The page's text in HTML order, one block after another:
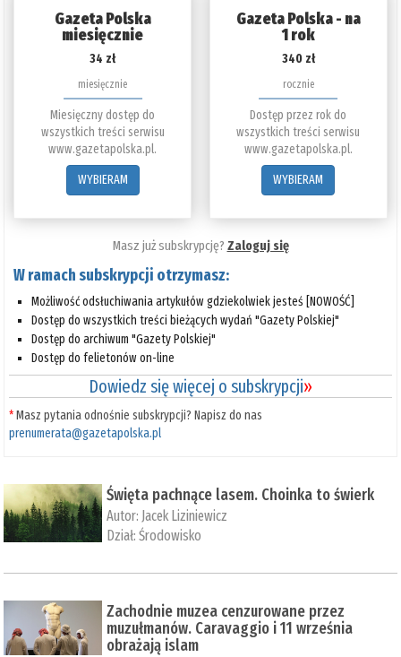
Gazeta Polska
miesięcznie
34 zł
miesięcznie
Miesięczny dostęp do
wszystkich treści serwisu
www.gazetapolska.pl.
WYBIERAM
Gazeta Polska - na
1 rok
340 zł
rocznie
Dostęp przez rok do
wszystkich treści serwisu
www.gazetapolska.pl.
WYBIERAM
Masz już subskrypcję? Zaloguj się
W ramach subskrypcji otrzymasz:
Możliwość odsłuchiwania artykułów gdziekolwiek jesteś [NOWOŚĆ]
Dostęp do wszystkich treści bieżących wydań "Gazety Polskiej"
Dostęp do archiwum "Gazety Polskiej"
Dostęp do felietonów on-line
Dowiedz się więcej o subskrypcji»
*Masz pytania odnośnie subskrypcji? Napisz do nas
prenumerata@gazetapolska.pl
Święta pachnące lasem. Choinka to świerk
Autor: Jacek Liziniewicz
Dział:Środowisko
Zachodnie muzea cenzurowane przez
muzułmanów. Caravaggio i 11 września
obrażają islam